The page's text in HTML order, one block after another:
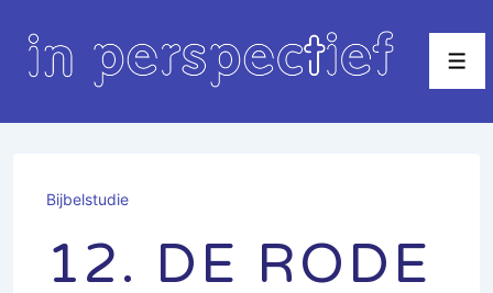
Doorgaan
naar
Bijbelstudie
12. DE RODE